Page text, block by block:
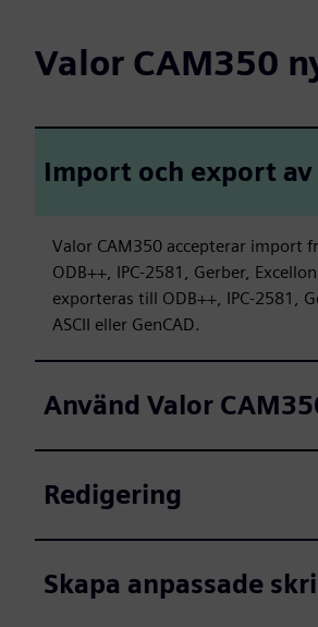
Valor CAM350
Import och export av
Valor CAM350 accepterar import
ODB++, IPC-2581, Gerber,
exporteras till ODB++, IPC-2581,
ASCII eller GenCAD.
Använd Valor
Redigering
Skapa anpassade